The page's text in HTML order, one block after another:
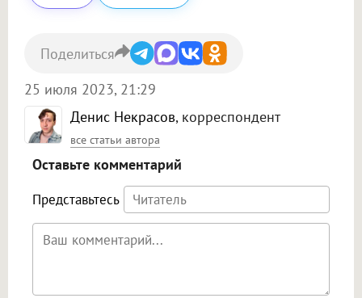
Денис Некрасов, корреспондент
все статьи автора
25 июля 2023, 21:29
Поделиться
Оставьте комментарий
Представьтесь